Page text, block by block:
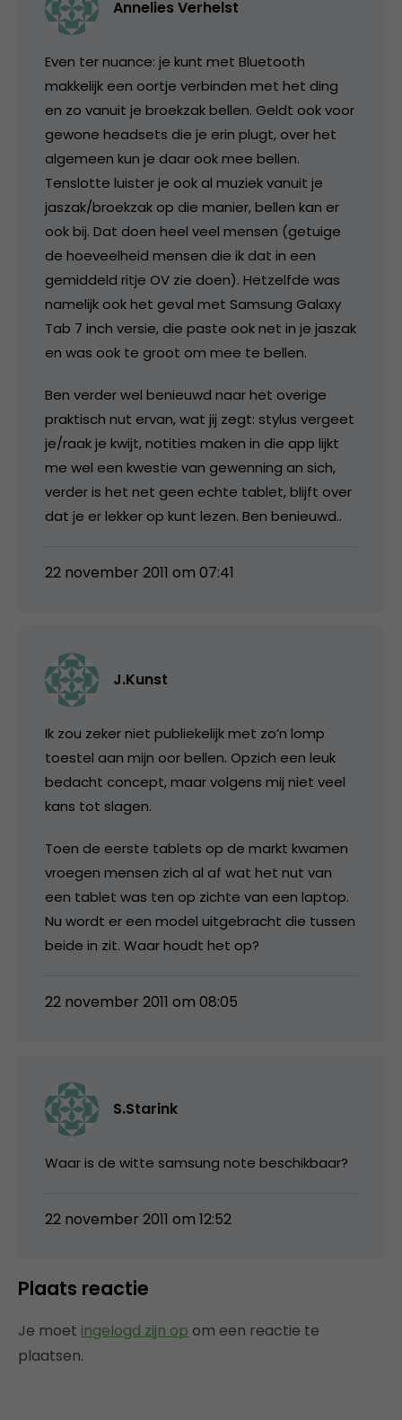
Annelies Verhelst
Even ter nuance: je kunt met Bluetooth
makkelijk een oortje verbinden met het ding
en zo vanuit je broekzak bellen. Geldt ook voor
gewone headsets die je erin plugt, over het
algemeen kun je daar ook mee bellen.
Tenslotte luister je ook al muziek vanuit je
jaszak/broekzak op die manier, bellen kan er
ook bij. Dat doen heel veel mensen (getuige
de hoeveelheid mensen die ik dat in een
gemiddeld ritje OV zie doen). Hetzelfde was
namelijk ook het geval met Samsung Galaxy
Tab 7 inch versie, die paste ook net in je jaszak
en was ook te groot om mee te bellen.
Ben verder wel benieuwd naar het overige
praktisch nut ervan, wat jij zegt: stylus vergeet
je/raak je kwijt, notities maken in die app lijkt
me wel een kwestie van gewenning an sich,
verder is het net geen echte tablet, blijft over
dat je er lekker op kunt lezen. Ben benieuwd..
22 november 2011 om 07:41
J.Kunst
Ik zou zeker niet publiekelijk met zo’n lomp
toestel aan mijn oor bellen. Opzich een leuk
bedacht concept, maar volgens mij niet veel
kans tot slagen.
Toen de eerste tablets op de markt kwamen
vroegen mensen zich al af wat het nut van
een tablet was ten op zichte van een laptop.
Nu wordt er een model uitgebracht die tussen
beide in zit. Waar houdt het op?
22 november 2011 om 08:05
S.Starink
Waar is de witte samsung note beschikbaar?
22 november 2011 om 12:52
Plaats reactie
Je moet ingelogd zijn op om een reactie te
plaatsen.